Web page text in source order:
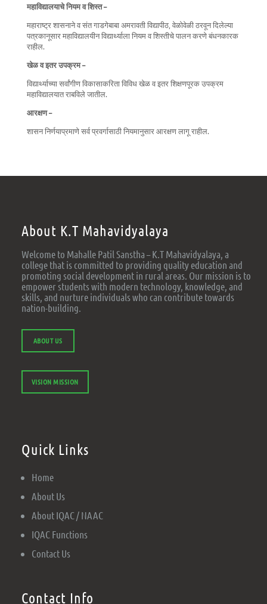
महाविद्यालयाचे नियम व शिस्त –
महाराष्ट्र शासनाने व संत गाडगेबाबा अमरावती विद्यापीठ, वेळोवेळी ठरवून दिलेल्या
पत्रकानूसार महाविद्यालयीन विद्यार्थ्याला नियम व शिस्तीचे पालन करणे बंधनकारक
राहील.
खेळ व इतर उपक्रम –
विद्यार्थ्याच्या सर्वांगीण विकासाकरिता विविध खेळ व इतर शिक्षणपूरक उपक्रम
महाविद्यालयात राबविले जातील.
आरक्षण –
शासन निर्णयाप्रमाणे सर्व प्रवर्गासाठी नियमानुसार आरक्षण लागू राहील.
About K.T Mahavidyalaya
Welcome to Mahalle Patil Sanstha – K.T Mahavidyalaya, a
college that is committed to providing quality education and
promoting social development in rural areas. Our mission is to
empower students with modern technology, knowledge, and
skills, and nurture individuals who can contribute towards
nation-building.
ABOUT US
VISION MISSION
Quick Links
Home
About Us
About IQAC / NAAC
IQAC Functions
Contact Us
Contact Info